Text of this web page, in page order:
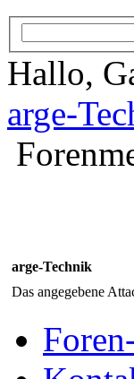
Hallo,
arge-
arge-Technik
Das angegebene